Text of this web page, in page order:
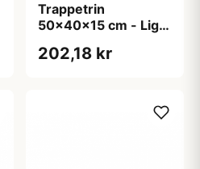
Trappetrin
50x40x15 cm - Lige
202,18 kr